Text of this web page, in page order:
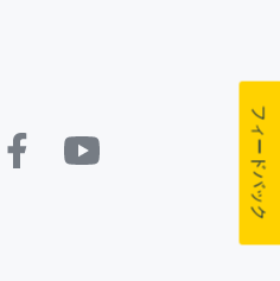
フィードバック